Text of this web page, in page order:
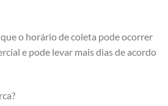
o horário de coleta pode ocorrer
e pode levar mais dias de acordo